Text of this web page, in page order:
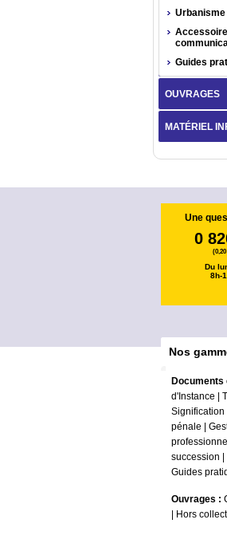
Urbanisme
Guides
OUVRAGES
MATÉRIEL
Une
0
Du
8h-
Nos
d'Instance
Signification
pénale
succession
Guides
Ouvrages :
Hors